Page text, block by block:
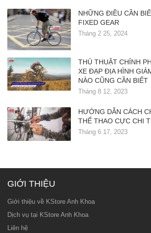
NHỮNG ĐIỀU CẦN
FIXED GEAR
Tháng 2 25, 2024
THỦ THUẬT CHỈNH
XE ĐẠP ĐỊA HÌNH
NÀO CŨNG CẦN BIẾT
Tháng 8 12, 2023
HƯỚNG DẪN CÁCH
THỂ THAO CỰC CHI
Tháng 6 17, 2023
GIỚI THIỆU
Giới thiệu về KStore Anh Khoa
Dịch vụ tại KStore Anh Khoa
Liên hệ